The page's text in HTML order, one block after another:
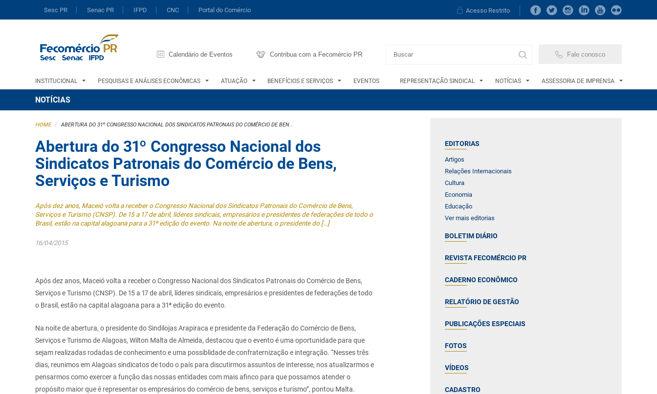
Sesc PR Senac PR IFPD CNC Portal do Comércio Acesso Restrito
Calendário de Eventos Contribua com a Fecomércio PR Fale conosco
INSTITUCIONAL PESQUISAS E ANÁLISES ECONÔMICAS ATUAÇÃO BENEFÍCIOS E SERVIÇOS EVENTOS REPRESENTAÇÃO SINDICAL NOTÍCIAS ASSESSORIA DE IMPRENSA
NOTÍCIAS
EDITORIAS
Artigos
Relações Internacionais
Cultura
Economia
Educação
Ver mais editorias
BOLETIM DIÁRIO
REVISTA FECOMÉRCIO PR
CADERNO ECONÔMICO
RELATÓRIO DE GESTÃO
PUBLICAÇÕES ESPECIAIS
FOTOS
VÍDEOS
CADASTRO
HOME / ABERTURA DO 31º CONGRESSO NACIONAL DOS SINDICATOS PATRONAIS DO COMÉRCIO DE BEN...
Abertura do 31º Congresso Nacional dos
Sindicatos Patronais do Comércio de Bens,
Serviços e Turismo
Após dez anos, Maceió volta a receber o Congresso Nacional dos Sindicatos Patronais do Comércio de Bens,
Serviços e Turismo (CNSP). De 15 a 17 de abril, líderes sindicais, empresários e presidentes de federações de todo o
Brasil, estão na capital alagoana para a 31ª edição do evento. Na noite de abertura, o presidente do […]
16/04/2015
Após dez anos, Maceió volta a receber o Congresso Nacional dos Sindicatos Patronais do Comércio de Bens,
Serviços e Turismo (CNSP). De 15 a 17 de abril, líderes sindicais, empresários e presidentes de federações de todo
o Brasil, estão na capital alagoana para a 31ª edição do evento.
Na noite de abertura, o presidente do Sindilojas Arapiraca e presidente da Federação do Comércio de Bens,
Serviços e Turismo de Alagoas, Wilton Malta de Almeida, destacou que o evento é uma oportunidade para que
sejam realizadas rodadas de conhecimento e uma possiblidade de confraternização e integração. “Nesses três
dias, reunimos em Alagoas sindicatos de todo o país para discutirmos assuntos de interesse, nos atualizarmos e
pensarmos como exercer a função das nossas entidades com mais afinco para que possamos atender o
propósito maior que é representar os empresários do comércio de bens, serviços e turismo”, pontou Malta.